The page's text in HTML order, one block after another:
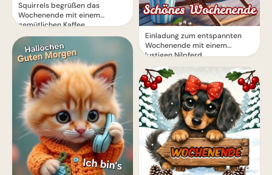
Squirrels begrüßen das
Wochenende mit einem
gemütlichen Kaffee
Einladung zum entspannten
Wochenende mit einem
lustigen Nilpferd